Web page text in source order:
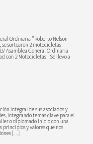
Ordinaria "Roberto Nelson
se sortearon 2 motocicletas
Asamblea General Ordinaria
con 2 Motocicletas" Se llevo a
integral de sus asociados y
integrando temas clave para el
o diplomado inició con una
principios y valores que nos
[…]